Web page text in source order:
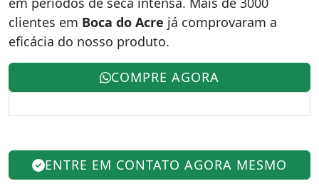
clientes em Boca do Acre já comprovaram a
eficácia do nosso produto.
COMPRE AGORA
ENTRE EM CONTATO AGORA MESMO